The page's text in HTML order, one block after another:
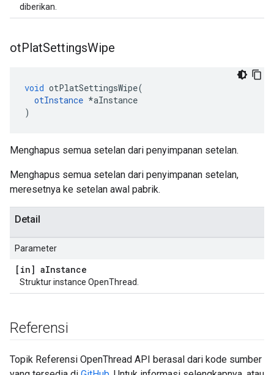
diberikan.
otPlatSettingsWipe
void otPlatSettingsWipe(
otInstance *aInstance
)
Menghapus semua setelan dari penyimpanan setelan.
Menghapus semua setelan dari penyimpanan setelan,
meresetnya ke setelan awal pabrik.
Detail
Parameter
[in] aInstance
Struktur instance OpenThread.
Referensi
Topik Referensi OpenThread API berasal dari kode sumber